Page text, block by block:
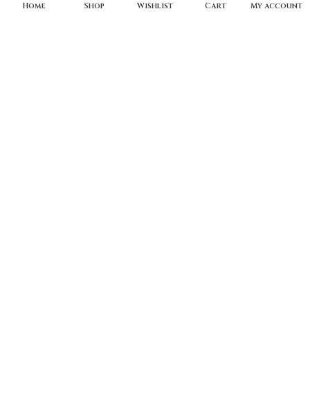
Home Shop Wishlist Cart My account